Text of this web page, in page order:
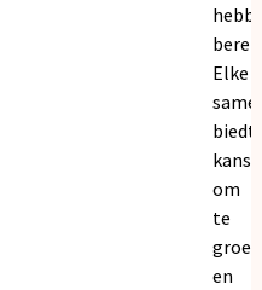
Elke
biedt
om
te
en